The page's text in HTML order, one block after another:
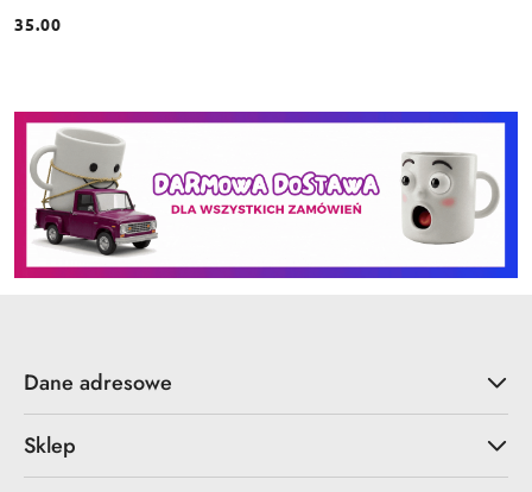
Cena:
35.00
Dane adresowe
Sklep